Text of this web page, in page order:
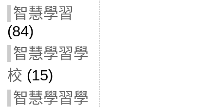
智慧學習
(84)
智慧學習學
校 (15)
智慧學習學